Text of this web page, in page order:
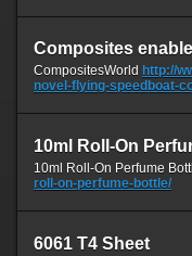
Composites
CompositesWorld http://
novel-flying-speedboat-
10ml Roll-On
10ml Roll-On Perfume
roll-on-perfume-bottle/
6061 T4 Sheet